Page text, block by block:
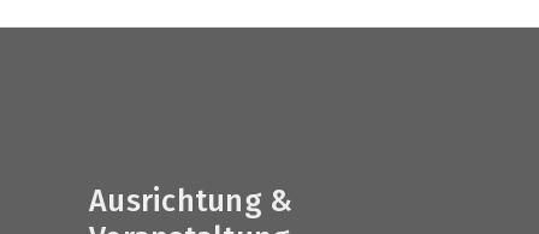
Ausrichtung &